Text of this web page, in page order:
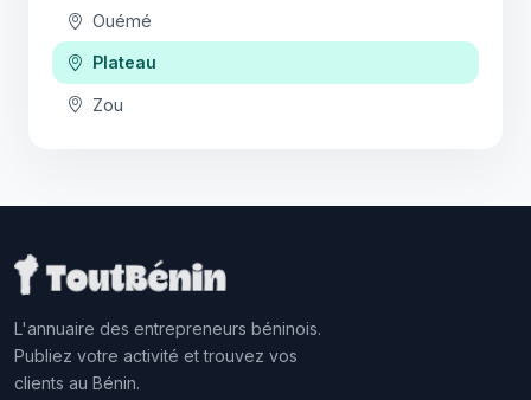
Ouémé
Plateau
Zou
L'annuaire des entrepreneurs béninois.
Publiez votre activité et trouvez vos
clients au Bénin.